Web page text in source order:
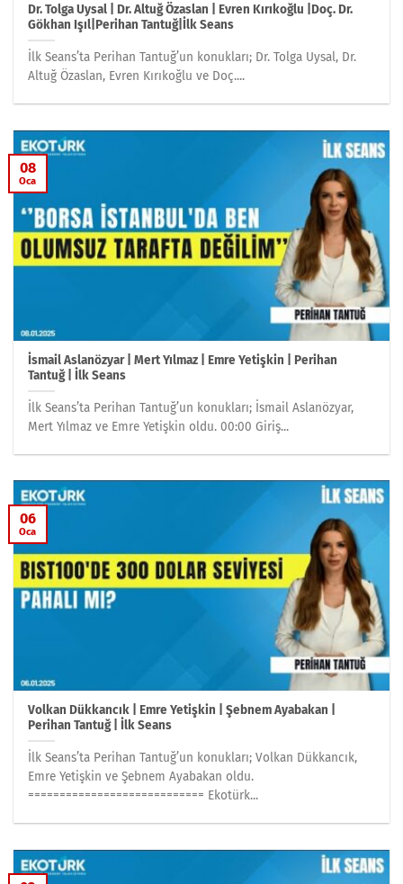
Dr. Tolga Uysal | Dr. Altuğ Özaslan | Evren Kırıkoğlu |Doç. Dr.
Gökhan Işıl|Perihan Tantuğ|İlk Seans
İlk Seans’ta Perihan Tantuğ’un konukları; Dr. Tolga Uysal, Dr.
Altuğ Özaslan, Evren Kırıkoğlu ve Doç....
İsmail Aslanözyar | Mert Yılmaz | Emre Yetişkin | Perihan
Tantuğ | İlk Seans
İlk Seans’ta Perihan Tantuğ’un konukları; İsmail Aslanözyar,
Mert Yılmaz ve Emre Yetişkin oldu. 00:00 Giriş...
08
Oca
Volkan Dükkancık | Emre Yetişkin | Şebnem Ayabakan |
Perihan Tantuğ | İlk Seans
İlk Seans’ta Perihan Tantuğ’un konukları; Volkan Dükkancık,
Emre Yetişkin ve Şebnem Ayabakan oldu.
============================ Ekotürk...
06
Oca